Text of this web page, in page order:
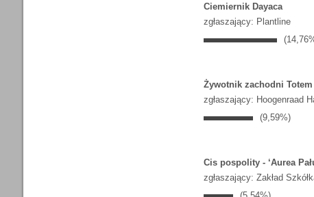
Ciemiernik Dayaca
zgłaszający: Plantline
Żywotnik zachodni
zgłaszający: Hoogenraad
(9,59%)
Cis pospolity - ‘Aurea
zgłaszający: Zakład